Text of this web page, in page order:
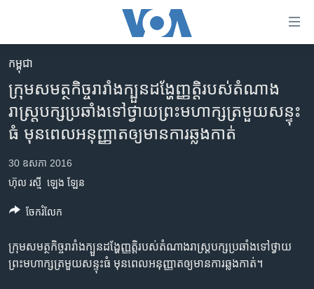
គេហទំព័រ​
ទាក់ទង
រំលង​
និង​
ចូល​
ទំព័រ​
ព័ត៌មាន​​
ម្តង
និង​
ចូល​
កម្ពុជា
អន្តរជាតិ
អាមេរិក
ហេឡូវីអូអេ
ទូរទស្សន៍ / វីដេអូ​
កម្ពុជា
ក្រុម​សមត្ថកិច្ច​រារាំង​ក្បួន​ដង្ហែ​ញ្ញត្តិ​របស់​តំណាង
រាស្រ្ត​បក្សប្រឆាំង​ទៅថ្វាយ​ព្រះមហាក្សត្រ​មួយសន្ទុះ
ធំ មុនពេល​អនុញ្ញាត​ឲ្យ​មាន​ការ​ឆ្លង​កាត់​
30 ឧសភា 2016
ហ៊ុល រស្មី ឡេង ឡែន
ក្រុម​សមត្ថកិច្ច​រារាំង​ក្បួន​ដង្ហែ​ញ្ញត្តិ​របស់​តំណាងរាស្រ្ត​បក្សប្រឆាំងទៅ​ថ្វាយ​
ព្រះមហាក្សត្រមួយសន្ទុះធំ មុនពេល​អនុញ្ញាត​ឲ្យ​មាន​ការ​ឆ្លង​កាត់​។
ចែករំលែក